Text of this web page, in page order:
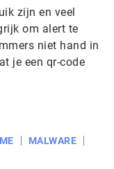
zijn en veel
om alert te
niet hand in
je een qr-code
MALWARE